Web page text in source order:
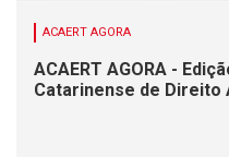
ACAERT AGORA
ACAERT AGORA -
Catarinense de